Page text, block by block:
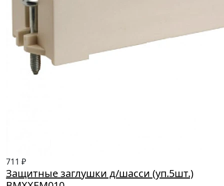
711 ₽
Защитные заглушки д/шасси (уп.5шт.)